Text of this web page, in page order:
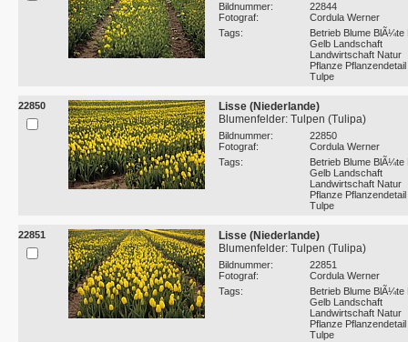
Bildnummer:
22844
Fotograf:
Cordula Werner
Tags:
Betrieb Blume BlÃ¼te
Gelb Landschaft
Landwirtschaft Natur
Pflanze Pflanzendetail
Tulpe
22850
Lisse (Niederlande)
Blumenfelder: Tulpen (Tulipa)
Bildnummer:
22850
Fotograf:
Cordula Werner
Tags:
Betrieb Blume BlÃ¼te
Gelb Landschaft
Landwirtschaft Natur
Pflanze Pflanzendetail
Tulpe
22851
Lisse (Niederlande)
Blumenfelder: Tulpen (Tulipa)
Bildnummer:
22851
Fotograf:
Cordula Werner
Tags:
Betrieb Blume BlÃ¼te
Gelb Landschaft
Landwirtschaft Natur
Pflanze Pflanzendetail
Tulpe